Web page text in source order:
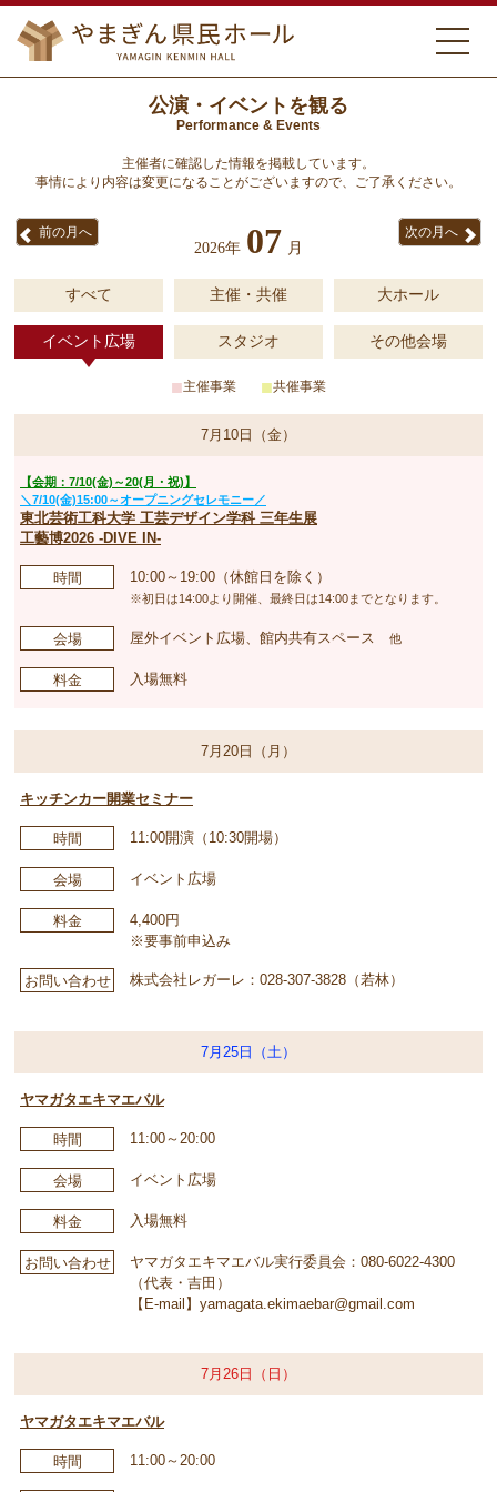
公演・イベントを観る
Performance & Events
主催者に確認した情報を掲載しています。
事情により内容は変更になることがございますので、ご了承ください。
前の月へ
2026年 07 月
次の月へ
すべて 主催・共催 大ホール
イベント広場 スタジオ その他会場
■主催事業 ■共催事業
7月10日（金）
【会期：7/10(金)～20(月・祝)】
＼7/10(金)15:00～オープニングセレモニー／
東北芸術工科大学 工芸デザイン学科 三年生展
工藝博2026 -DIVE IN-
時間 10:00～19:00（休館日を除く）
※初日は14:00より開催、最終日は14:00までとなります。
会場 屋外イベント広場、館内共有スペース 他
料金 入場無料
7月20日（月）
キッチンカー開業セミナー
時間 11:00開演（10:30開場）
会場 イベント広場
料金
4,400円
※要事前申込み
お問い合わせ 株式会社レガーレ：028-307-3828（若林）
7月25日（土）
ヤマガタエキマエバル
時間 11:00～20:00
会場 イベント広場
料金 入場無料
お問い合わせ
ヤマガタエキマエバル実行委員会：080-6022-4300
（代表・吉田）
【E-mail】yamagata.ekimaebar@gmail.com
7月26日（日）
ヤマガタエキマエバル
時間 11:00～20:00